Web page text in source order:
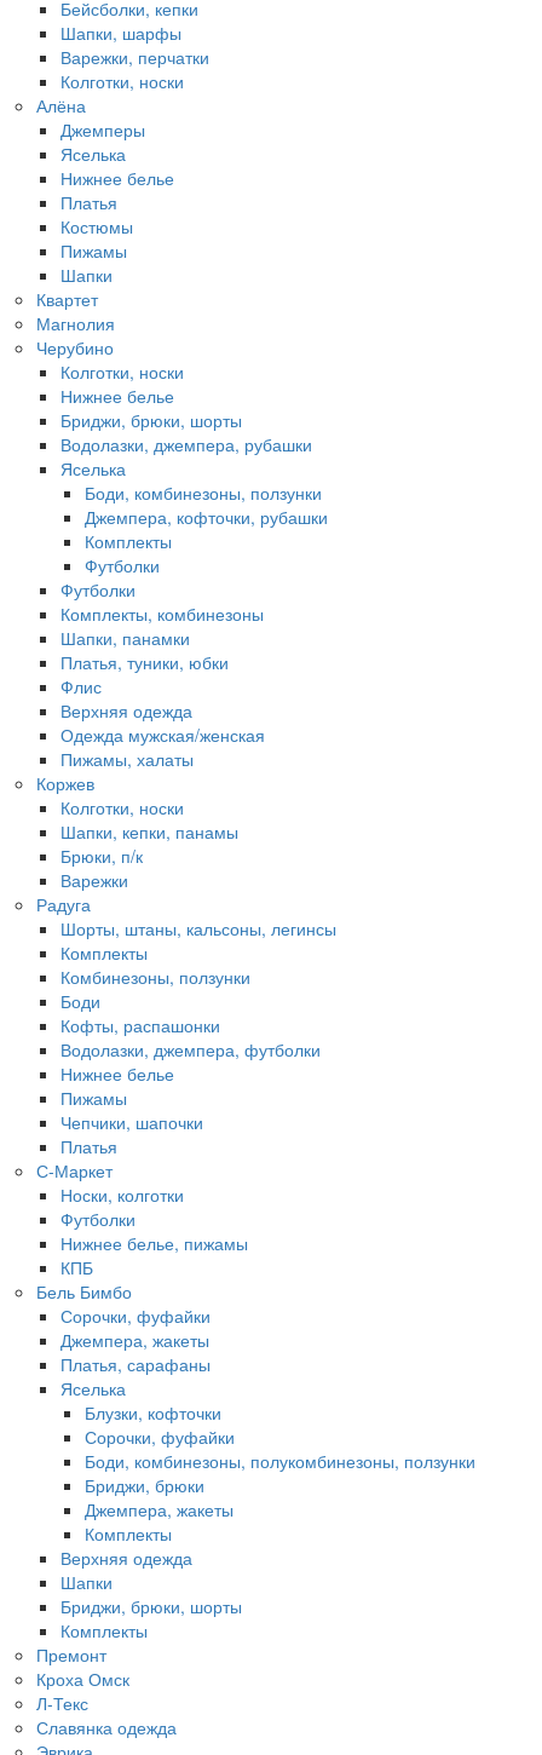
Бейсболки, кепки
Шапки, шарфы
Варежки, перчатки
Колготки, носки
Алёна
Джемперы
Яселька
Нижнее белье
Платья
Костюмы
Пижамы
Шапки
Квартет
Магнолия
Черубино
Колготки, носки
Нижнее белье
Бриджи, брюки, шорты
Водолазки, джемпера, рубашки
Яселька
Боди, комбинезоны, ползунки
Джемпера, кофточки, рубашки
Комплекты
Футболки
Футболки
Комплекты, комбинезоны
Шапки, панамки
Платья, туники, юбки
Флис
Верхняя одежда
Одежда мужская/женская
Пижамы, халаты
Коржев
Колготки, носки
Шапки, кепки, панамы
Брюки, п/к
Варежки
Радуга
Шорты, штаны, кальсоны, легинсы
Комплекты
Комбинезоны, ползунки
Боди
Кофты, распашонки
Водолазки, джемпера, футболки
Нижнее белье
Пижамы
Чепчики, шапочки
Платья
С-Маркет
Носки, колготки
Футболки
Нижнее белье, пижамы
КПБ
Бель Бимбо
Сорочки, фуфайки
Джемпера, жакеты
Платья, сарафаны
Яселька
Блузки, кофточки
Сорочки, фуфайки
Боди, комбинезоны, полукомбинезоны, ползунки
Бриджи, брюки
Джемпера, жакеты
Комплекты
Верхняя одежда
Шапки
Бриджи, брюки, шорты
Комплекты
Премонт
Кроха Омск
Л-Текс
Славянка одежда